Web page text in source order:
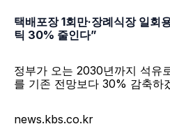
택배포장 1회만·장례식장 일
틱 30% 줄인다”
정부가 오는 2030년까지 석유
를 기존 전망보다 30% 감축하
news.kbs.co.kr